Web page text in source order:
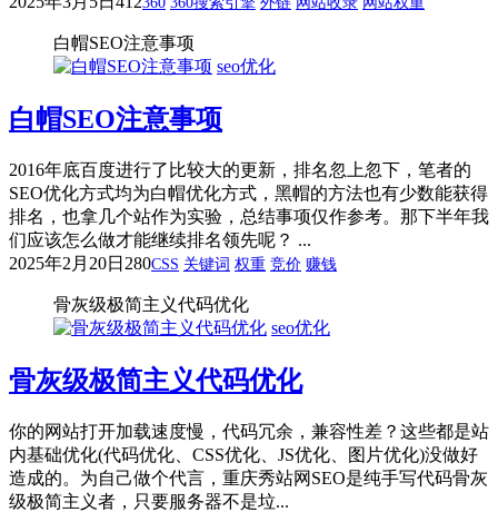
白帽SEO注意事项
seo优化
白帽SEO注意事项
2016年底百度进行了比较大的更新，排名忽上忽下，笔者的
SEO优化方式均为白帽优化方式，黑帽的方法也有少数能获得
排名，也拿几个站作为实验，总结事项仅作参考。那下半年我
们应该怎么做才能继续排名领先呢？ ...
2025年2月20日 280CSS 关键词 权重 竞价 赚钱
骨灰级极简主义代码优化
seo优化
骨灰级极简主义代码优化
你的网站打开加载速度慢，代码冗余，兼容性差？这些都是站
内基础优化(代码优化、CSS优化、JS优化、图片优化)没做好
造成的。为自己做个代言，重庆秀站网SEO是纯手写代码骨灰
级极简主义者，只要服务器不是垃...